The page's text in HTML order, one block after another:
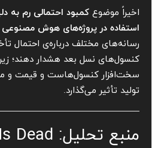
اخیراً موضوع کمبود احتمالی رم به
استفاده در پروژه‌های هوش مصنوعی
سخت‌افزار کنسول‌هاست و قیمت و
تولید تأثیر می‌گذارد.
منبع تحلیل: Moore’s Law Is Dead